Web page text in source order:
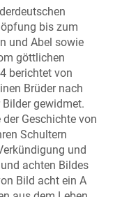
bis zum
und Abel sowie
göttlichen
berichtet von
Brüder nach
gewidmet.
Geschichte von
Schultern
und
achten Bildes
Bild acht ein A